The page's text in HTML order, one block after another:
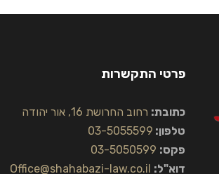
פרטי התקשרות
כתובת: רחוב החרושת 16, אור יהודה
טלפון: 03-5055599
פקס: 03-5050599
דוא"ל: Office@shahabazi-law.co.il